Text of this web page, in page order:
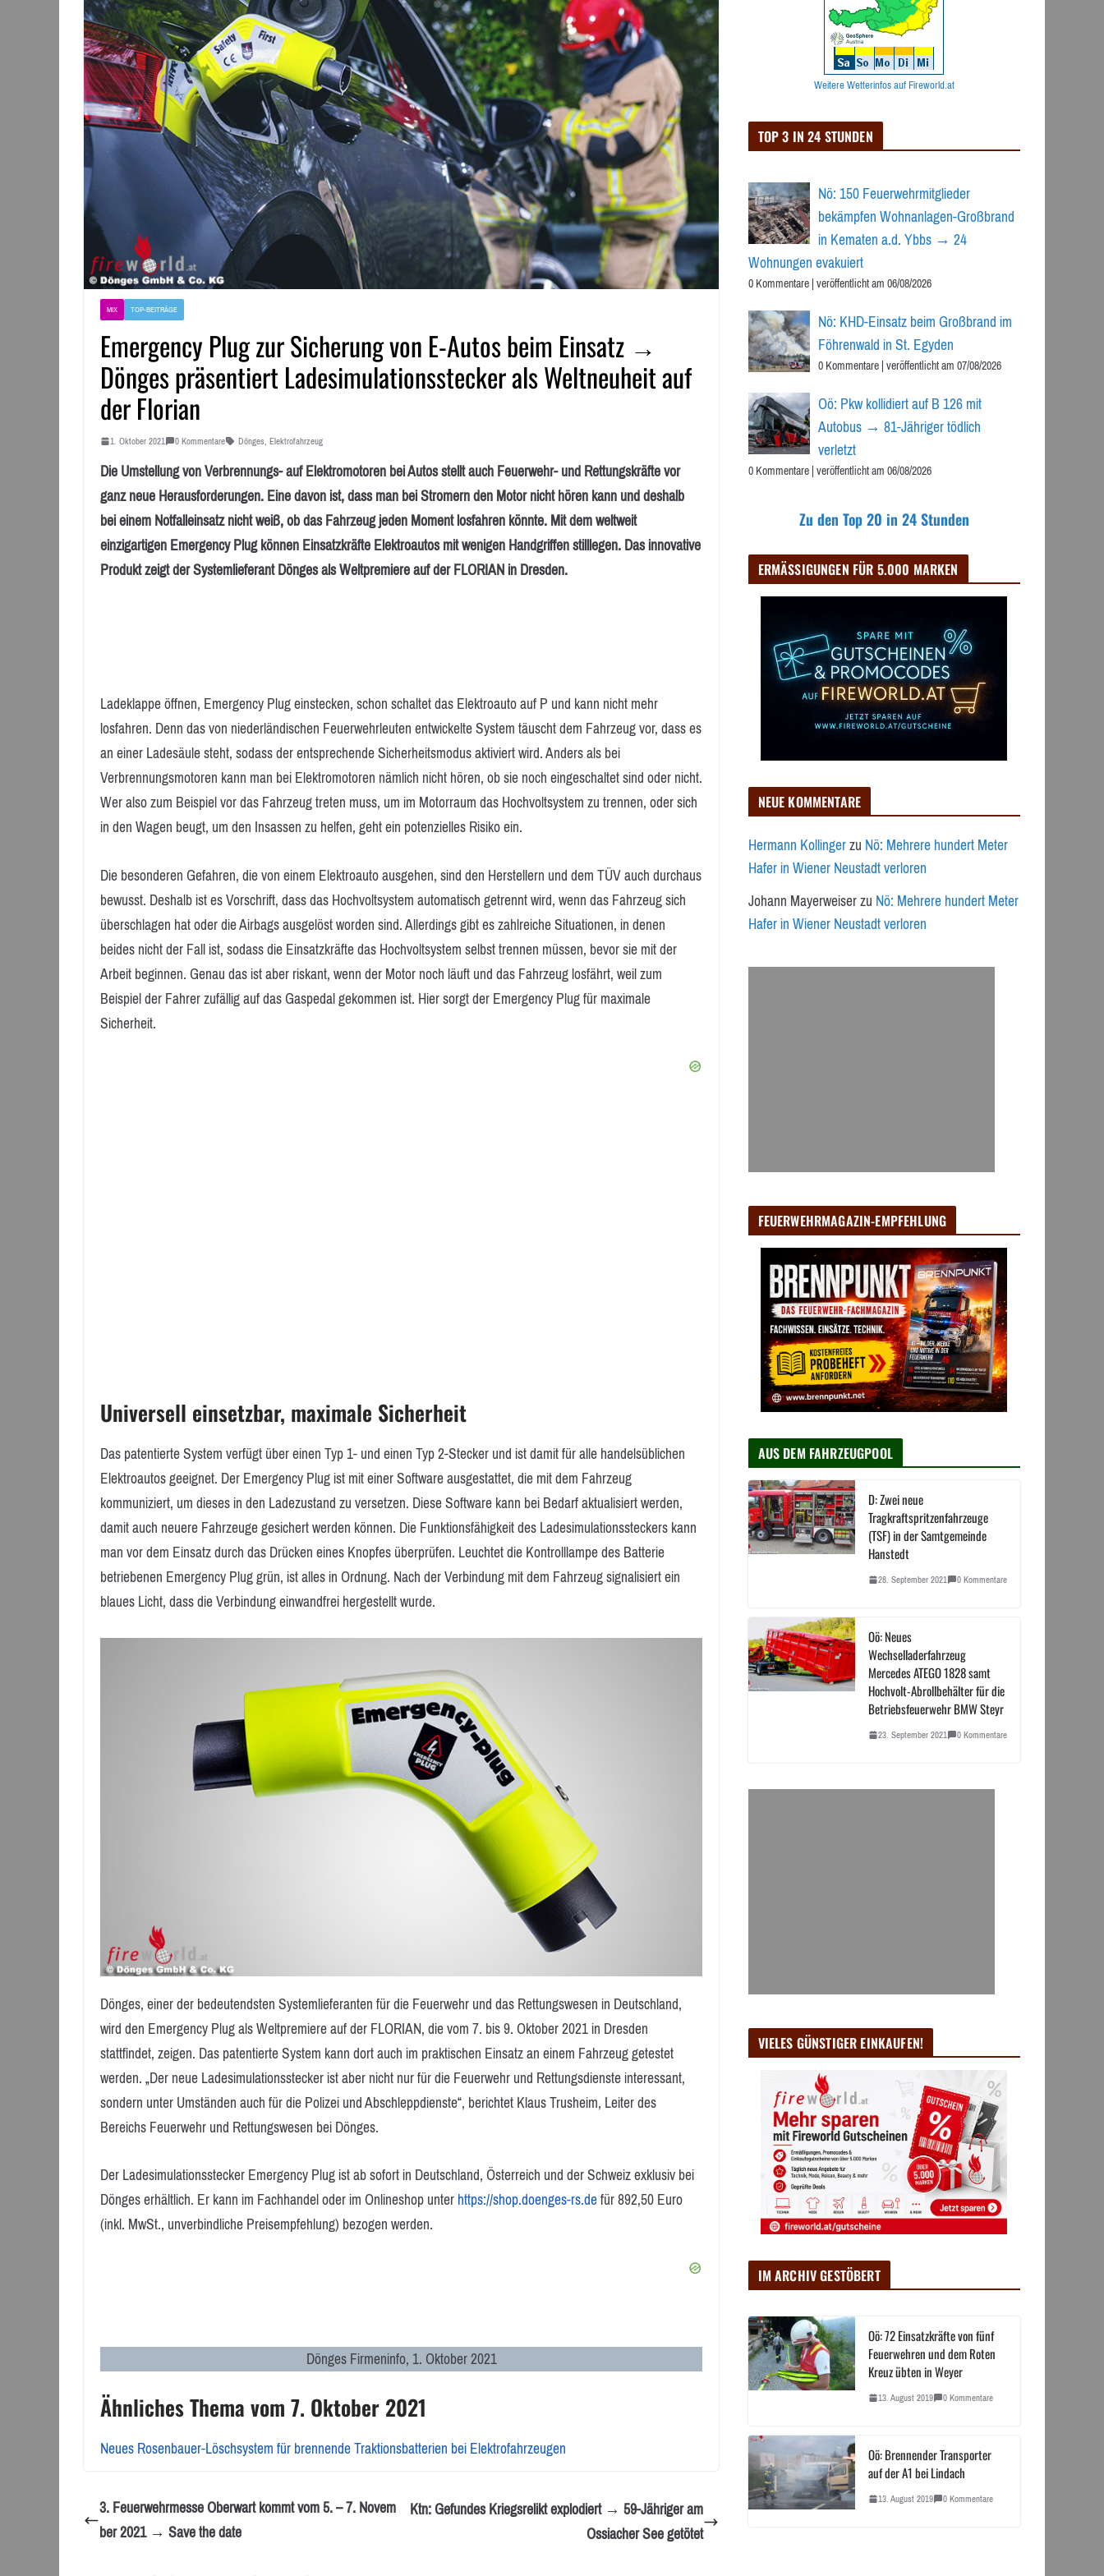
MIX TOP-BEITRÄGE
Emergency Plug zur Sicherung von E-Autos beim Einsatz →
Dönges präsentiert Ladesimulationsstecker als Weltneuheit auf
der Florian
1. Oktober 2021 0 Kommentare Dönges, Elektrofahrzeug
Die Umstellung von Verbrennungs- auf Elektromotoren bei Autos stellt auch Feuerwehr- und Rettungskräfte vor
ganz neue Herausforderungen. Eine davon ist, dass man bei Stromern den Motor nicht hören kann und deshalb
bei einem Notfalleinsatz nicht weiß, ob das Fahrzeug jeden Moment losfahren könnte. Mit dem weltweit
einzigartigen Emergency Plug können Einsatzkräfte Elektroautos mit wenigen Handgriffen stilllegen. Das innovative
Produkt zeigt der Systemlieferant Dönges als Weltpremiere auf der FLORIAN in Dresden.
Ladeklappe öffnen, Emergency Plug einstecken, schon schaltet das Elektroauto auf P und kann nicht mehr
losfahren. Denn das von niederländischen Feuerwehrleuten entwickelte System täuscht dem Fahrzeug vor, dass es
an einer Ladesäule steht, sodass der entsprechende Sicherheitsmodus aktiviert wird. Anders als bei
Verbrennungsmotoren kann man bei Elektromotoren nämlich nicht hören, ob sie noch eingeschaltet sind oder nicht.
Wer also zum Beispiel vor das Fahrzeug treten muss, um im Motorraum das Hochvoltsystem zu trennen, oder sich
in den Wagen beugt, um den Insassen zu helfen, geht ein potenzielles Risiko ein.
Die besonderen Gefahren, die von einem Elektroauto ausgehen, sind den Herstellern und dem TÜV auch durchaus
bewusst. Deshalb ist es Vorschrift, dass das Hochvoltsystem automatisch getrennt wird, wenn das Fahrzeug sich
überschlagen hat oder die Airbags ausgelöst worden sind. Allerdings gibt es zahlreiche Situationen, in denen
beides nicht der Fall ist, sodass die Einsatzkräfte das Hochvoltsystem selbst trennen müssen, bevor sie mit der
Arbeit beginnen. Genau das ist aber riskant, wenn der Motor noch läuft und das Fahrzeug losfährt, weil zum
Beispiel der Fahrer zufällig auf das Gaspedal gekommen ist. Hier sorgt der Emergency Plug für maximale
Sicherheit.
Universell einsetzbar, maximale Sicherheit
Das patentierte System verfügt über einen Typ 1- und einen Typ 2-Stecker und ist damit für alle handelsüblichen
Elektroautos geeignet. Der Emergency Plug ist mit einer Software ausgestattet, die mit dem Fahrzeug
kommuniziert, um dieses in den Ladezustand zu versetzen. Diese Software kann bei Bedarf aktualisiert werden,
damit auch neuere Fahrzeuge gesichert werden können. Die Funktionsfähigkeit des Ladesimulationssteckers kann
man vor dem Einsatz durch das Drücken eines Knopfes überprüfen. Leuchtet die Kontrolllampe des Batterie
betriebenen Emergency Plug grün, ist alles in Ordnung. Nach der Verbindung mit dem Fahrzeug signalisiert ein
blaues Licht, dass die Verbindung einwandfrei hergestellt wurde.
Dönges, einer der bedeutendsten Systemlieferanten für die Feuerwehr und das Rettungswesen in Deutschland,
wird den Emergency Plug als Weltpremiere auf der FLORIAN, die vom 7. bis 9. Oktober 2021 in Dresden
stattfindet, zeigen. Das patentierte System kann dort auch im praktischen Einsatz an einem Fahrzeug getestet
werden. „Der neue Ladesimulationsstecker ist aber nicht nur für die Feuerwehr und Rettungsdienste interessant,
sondern unter Umständen auch für die Polizei und Abschleppdienste“, berichtet Klaus Trusheim, Leiter des
Bereichs Feuerwehr und Rettungswesen bei Dönges.
Der Ladesimulationsstecker Emergency Plug ist ab sofort in Deutschland, Österreich und der Schweiz exklusiv bei
Dönges erhältlich. Er kann im Fachhandel oder im Onlineshop unterhttps://shop.doenges-rs.defür 892,50 Euro
(inkl. MwSt., unverbindliche Preisempfehlung) bezogen werden.
Dönges Firmeninfo, 1. Oktober 2021
Ähnliches Thema vom 7. Oktober 2021
Neues Rosenbauer-Löschsystem für brennende Traktionsbatterien bei Elektrofahrzeugen
3. Feuerwehrmesse Oberwart kommt vom 5. – 7. Novem
ber 2021 → Save the date
Ktn: Gefundes Kriegsrelikt explodiert → 59-Jähriger am
Ossiacher See getötet
Weitere Wetterinfos auf Fireworld.at
TOP 3 IN 24 STUNDEN
Nö: 150 Feuerwehrmitglieder
bekämpfen Wohnanlagen-Großbrand
in Kematen a.d. Ybbs → 24
Wohnungen evakuiert
0 Kommentare|veröffentlicht am 06/08/2026
Nö: KHD-Einsatz beim Großbrand im
Föhrenwald in St. Egyden
0 Kommentare|veröffentlicht am 07/08/2026
Oö: Pkw kollidiert auf B 126 mit
Autobus → 81-Jähriger tödlich
verletzt
0 Kommentare|veröffentlicht am 06/08/2026
Zu den Top 20 in 24 Stunden
ERMÄSSIGUNGEN FÜR 5.000 MARKEN
NEUE KOMMENTARE
Hermann KollingerzuNö: Mehrere hundert Meter
Hafer in Wiener Neustadt verloren
Johann MayerweiserzuNö: Mehrere hundert Meter
Hafer in Wiener Neustadt verloren
FEUERWEHRMAGAZIN-EMPFEHLUNG
AUS DEM FAHRZEUGPOOL
D: Zwei neue
Tragkraftspritzenfahrzeuge
(TSF) in der Samtgemeinde
Hanstedt
28. September 2021 0 Kommentare
Oö: Neues
Wechselladerfahrzeug
Mercedes ATEGO 1828 samt
Hochvolt-Abrollbehälter für die
Betriebsfeuerwehr BMW Steyr
23. September 2021 0 Kommentare
VIELES GÜNSTIGER EINKAUFEN!
IM ARCHIV GESTÖBERT
Oö: 72 Einsatzkräfte von fünf
Feuerwehren und dem Roten
Kreuz übten in Weyer
13. August 2019 0 Kommentare
Oö: Brennender Transporter
auf der A1 bei Lindach
13. August 2019 0 Kommentare